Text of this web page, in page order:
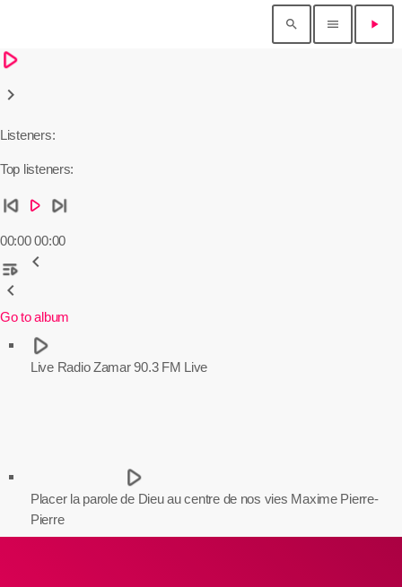
keyboard_arrow_right
Listeners:
Top listeners:
play_arrow skip_next
00:00 00:00
chevron_left
chevron_left
Go to album
play_arrow
Live Radio Zamar 90.3 FM Live
play_arrow
Placer la parole de Dieu au centre de nos vies Maxime Pierre-
Pierre
search menu play_arrow